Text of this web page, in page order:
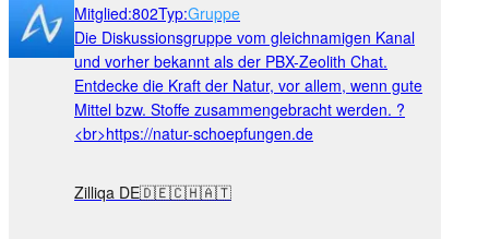
Mitglied:802Typ:Gruppe
Die Diskussionsgruppe vom gleichnamigen Kanal
und vorher bekannt als der PBX-Zeolith Chat.
Entdecke die Kraft der Natur, vor allem, wenn gute
Mittel bzw. Stoffe zusammengebracht werden. ?
<br>https://natur-schoepfungen.de
Zilliqa DE🇩🇪🇨🇭🇦🇹